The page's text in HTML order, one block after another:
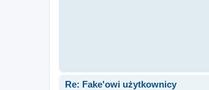
Re: Fake'owi użytkownicy